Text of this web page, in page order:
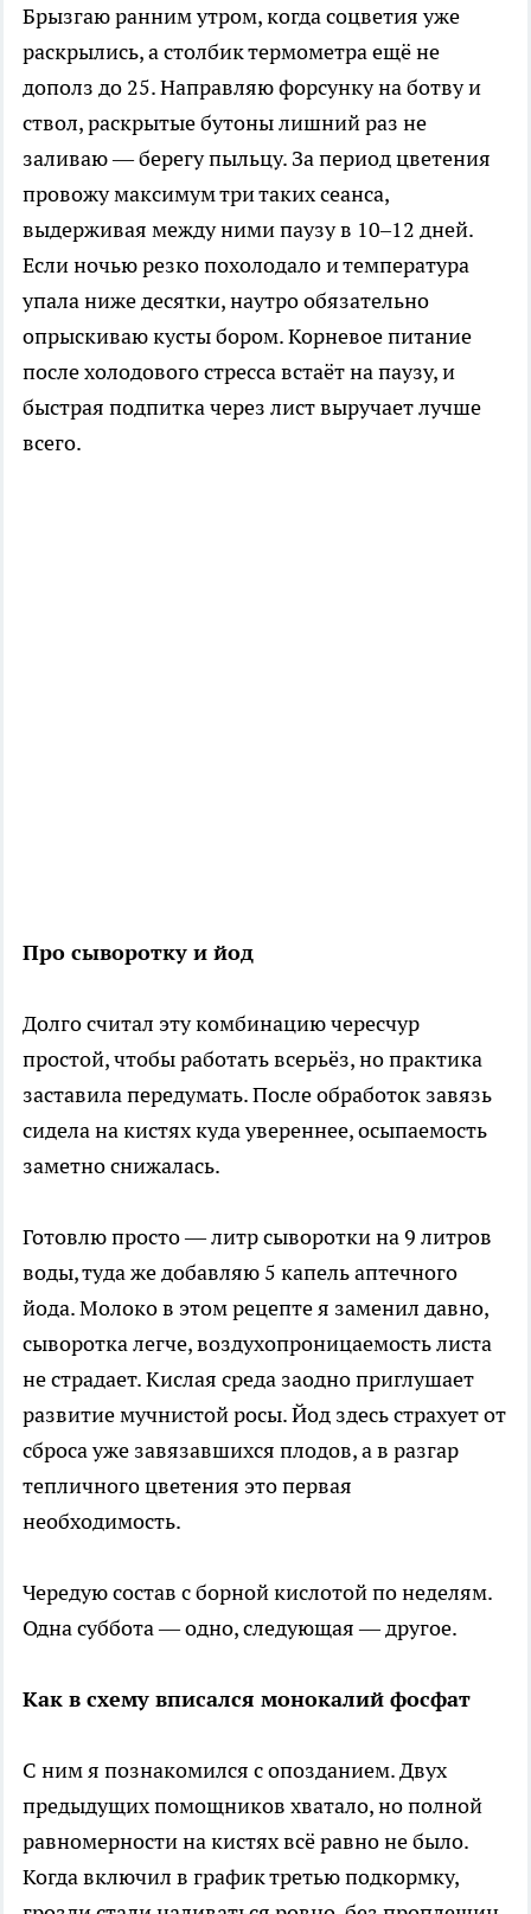
Брызгаю ранним утром, когда соцветия уже
раскрылись, а столбик термометра ещё не
дополз до 25. Направляю форсунку на ботву и
ствол, раскрытые бутоны лишний раз не
заливаю — берегу пыльцу. За период цветения
провожу максимум три таких сеанса,
выдерживая между ними паузу в 10–12 дней.
Если ночью резко похолодало и температура
упала ниже десятки, наутро обязательно
опрыскиваю кусты бором. Корневое питание
после холодового стресса встаёт на паузу, и
быстрая подпитка через лист выручает лучше
всего.
Про сыворотку и йод
Долго считал эту комбинацию чересчур
простой, чтобы работать всерьёз, но практика
заставила передумать. После обработок завязь
сидела на кистях куда увереннее, осыпаемость
заметно снижалась.
Готовлю просто — литр сыворотки на 9 литров
воды, туда же добавляю 5 капель аптечного
йода. Молоко в этом рецепте я заменил давно,
сыворотка легче, воздухопроницаемость листа
не страдает. Кислая среда заодно приглушает
развитие мучнистой росы. Йод здесь страхует от
сброса уже завязавшихся плодов, а в разгар
тепличного цветения это первая
необходимость.
Чередую состав с борной кислотой по неделям.
Одна суббота — одно, следующая — другое.
Как в схему вписался монокалий фосфат
С ним я познакомился с опозданием. Двух
предыдущих помощников хватало, но полной
равномерности на кистях всё равно не было.
Когда включил в график третью подкормку,